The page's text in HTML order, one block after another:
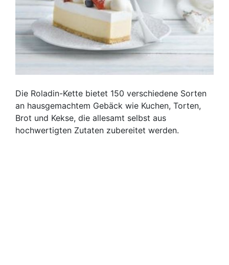
Die Roladin-Kette bietet 150 verschiedene Sorten
an hausgemachtem Gebäck wie Kuchen, Torten,
Brot und Kekse, die allesamt selbst aus
hochwertigten Zutaten zubereitet werden.